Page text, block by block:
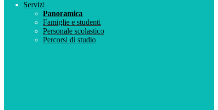
Servizi
Panoramica
Famiglie e studenti
Personale scolastico
Percorsi di studio